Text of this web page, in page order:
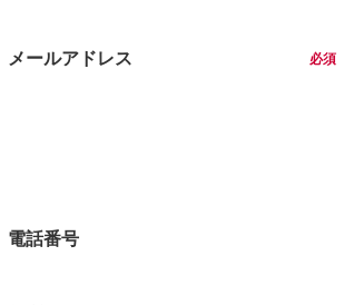
メールアドレス 必須
電話番号